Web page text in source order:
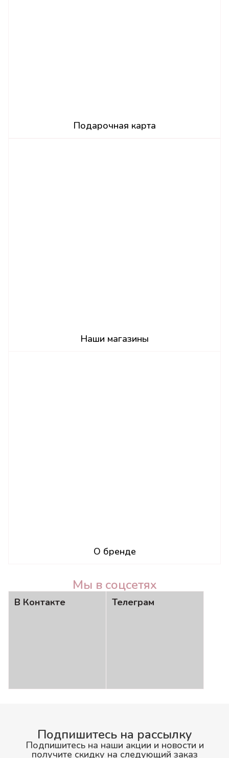
Подарочная карта
Наши магазины
О бренде
Мы в соцсетях
В Контакте Телеграм
Подпишитесь на рассылку
Подпишитесь на наши акции и новости и
получите скидку на следующий заказ